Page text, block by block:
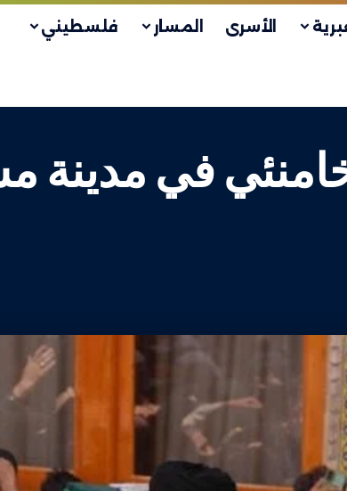
الأسرى المسار فلسطيني
في مدينة